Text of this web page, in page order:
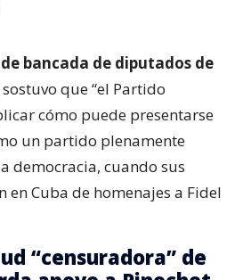
bancada de diputados de
sostuvo que “el Partido
cómo puede presentarse
un partido plenamente
democracia, cuando sus
Cuba de homenajes a Fidel
“censuradora” de